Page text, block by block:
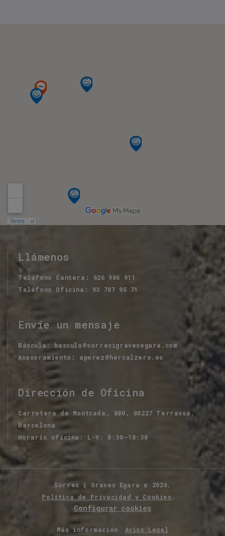
Llámenos
Teléfono Cantera
626 986 911
Teléfono Oficina
93 787 95 71
Envíe un mensaje
Báscula
bascula@sorresigravesegara.com
Asesoramiento
aperez@hercalzero.es
Dirección de Oficina
Carretera de Montcada, 880, 08227 Terrassa,
Barcelona
Horario oficina
L-V: 8:30–18:30
Sorres i Graves Egara © 2026.
Política de Privacidad y Cookies.
Configurar cookies
Más información Aviso Legal